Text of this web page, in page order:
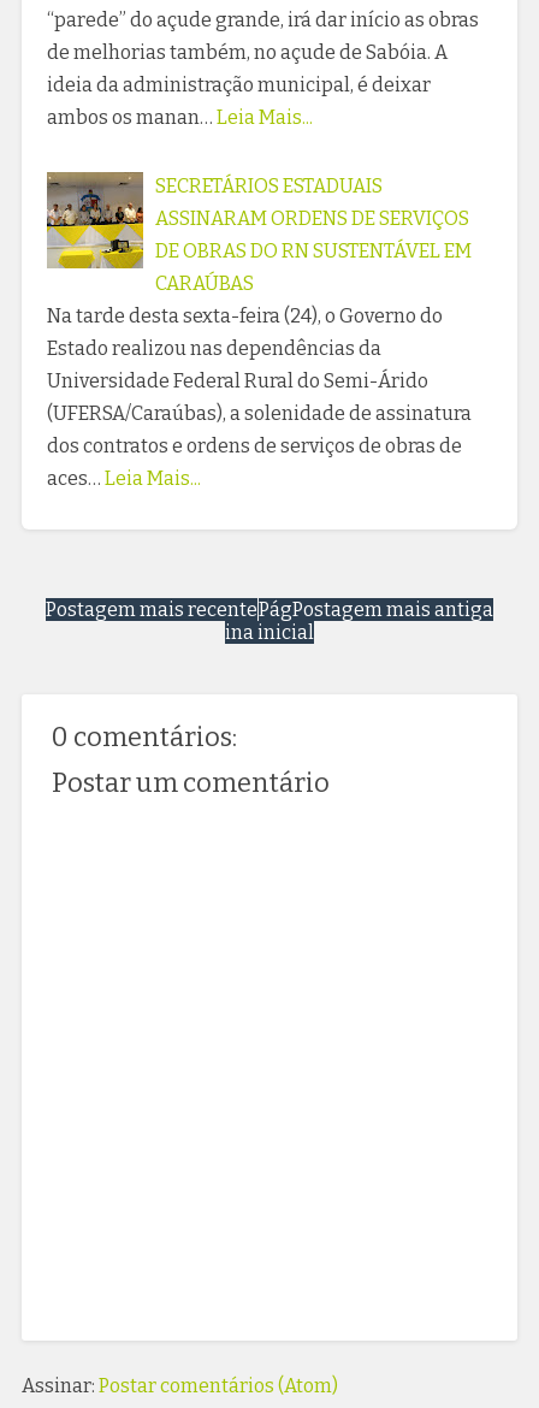
“parede” do açude grande, irá dar início as obras
de melhorias também, no açude de Sabóia. A
ideia da administração municipal, é deixar
ambos os manan… Leia Mais...
SECRETÁRIOS ESTADUAIS
ASSINARAM ORDENS DE SERVIÇOS
DE OBRAS DO RN SUSTENTÁVEL EM
CARAÚBAS
Na tarde desta sexta-feira (24), o Governo do
Estado realizou nas dependências da
Universidade Federal Rural do Semi-Árido
(UFERSA/Caraúbas), a solenidade de assinatura
dos contratos e ordens de serviços de obras de
aces… Leia Mais...
Postagem mais recente Postagem mais antiga
Pág
ina inicial
0 comentários:
Postar um comentário
Assinar: Postar comentários (Atom)